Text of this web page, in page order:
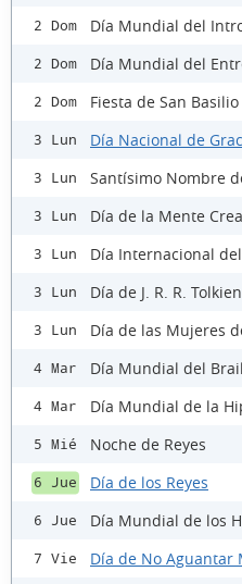
2 Dom Día Mundial del
2 Dom Día Mundial del
2 Dom Fiesta de San
3 Lun Día Nacional de
3 Lun Santísimo Nombre
3 Lun Día de la Mente
3 Lun Día Internacional
3 Lun Día de J. R. R. Tolkien
3 Lun Día de las Mujeres
4 Mar Día Mundial del
4 Mar Día Mundial de la
5 Mié Noche de Reyes
6 Jue Día de los Reyes
6 Jue Día Mundial de los
7 Vie Día de No Aguantar